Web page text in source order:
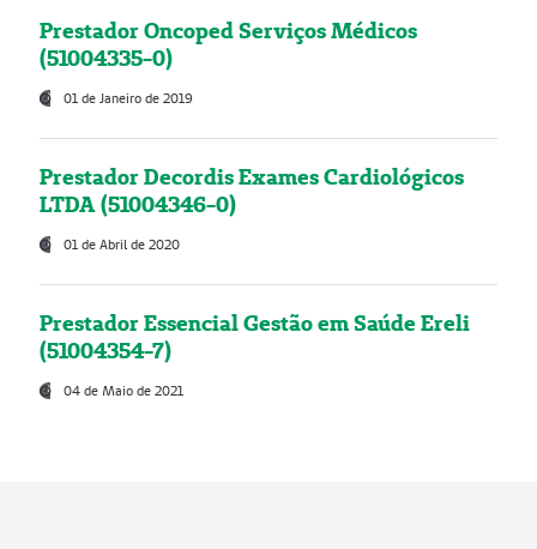
Prestador Oncoped Serviços Médicos
(51004335-0)
01 de Janeiro de 2019
Prestador Decordis Exames Cardiológicos
LTDA (51004346-0)
01 de Abril de 2020
Prestador Essencial Gestão em Saúde Ereli
(51004354-7)
04 de Maio de 2021